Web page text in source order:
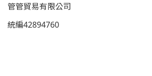
管管貿易有限公司
統編42894760